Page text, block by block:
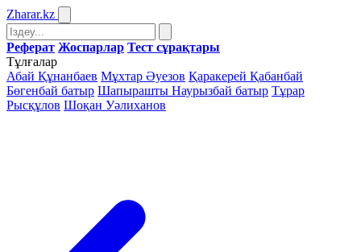
Zharar.kz
Реферат Жоспарлар Тест сұрақтары
Тұлғалар
Абай Құнанбаев Мұхтар Әуезов Қаракерей Қабанбай
Бөгенбай батыр Шапырашты Наурызбай батыр Тұрар
Рысқұлов Шоқан Уәлиханов